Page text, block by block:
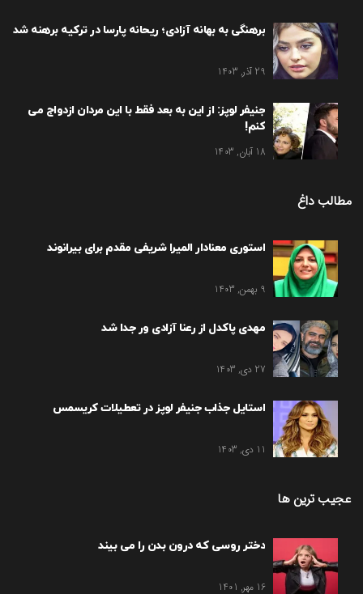
برهنگی به بهانه آزادی؛ ریحانه پارسا در ترکیه برهنه شد
29 آذر, 1403
جنیفر لوپز: از این به بعد فقط با این مردان ازدواج می
کنم!
18 آبان, 1403
مطالب داغ
استوری معنادار المیرا شریفی مقدم برای بیرانوند
9 بهمن, 1403
مهدی پاکدل از رعنا آزادی ور جدا شد
27 دی, 1403
استایل جذاب جنیفر لوپز در تعطیلات کریسمس
11 دی, 1403
عجیب ترین ها
دختر روسی که درون بدن را می بیند
16 مهر, 1401